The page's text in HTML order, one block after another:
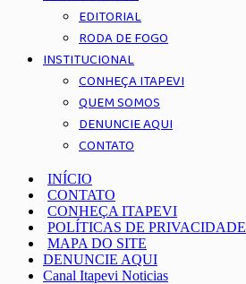
EDITORIAL
RODA DE FOGO
INSTITUCIONAL
CONHEÇA ITAPEVI
QUEM SOMOS
DENUNCIE AQUI
CONTATO
INÍCIO
CONTATO
CONHEÇA ITAPEVI
POLÍTICAS DE PRIVACIDADE
MAPA DO SITE
DENUNCIE AQUI
Canal Itapevi Noticias